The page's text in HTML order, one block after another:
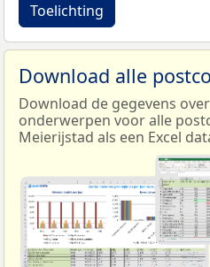
Toelichting
Download alle
Download de gegevens
onderwerpen voor alle
Meierijstad als een Excel